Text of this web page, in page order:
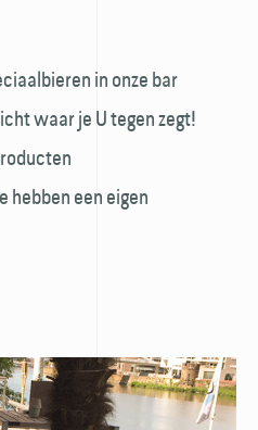
in onze bar
waar je U tegen zegt!
hebben een eigen